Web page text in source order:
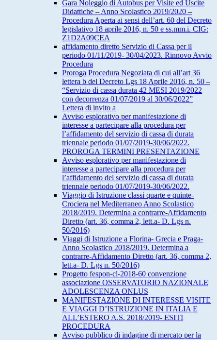
Gara Noleggio di Autobus per Visite ed Uscite
Didattiche – Anno Scolastico 2019/2020 –
Procedura Aperta ai sensi dell’art. 60 del Decreto
legislativo 18 aprile 2016, n. 50 e ss.mm.i. CIG:
Z1D2A09CEA
affidamento diretto Servizio di Cassa per il
periodo 01/11/2019- 30/04/2023. Rinnovo Avvio
Procedura
Proroga Procedura Negoziata di cui all’art 36
lettera b del Decreto Lgs 18 Aprile 2016, n. 50 –
“Servizio di cassa durata 42 MESI 2019/2022
con decorrenza 01/07/2019 al 30/06/2022”
Lettera di invito a
Avviso esplorativo per manifestazione di
interesse a partecipare alla procedura per
l’affidamento del servizio di cassa di durata
triennale periodo 01/07/2019-30/06/2022.
PROROGA TERMINI PRESENTAZIONE
Avviso esplorativo per manifestazione di
interesse a partecipare alla procedura per
l’affidamento del servizio di cassa di durata
triennale periodo 01/07/2019-30/06/2022.
Viaggio di Istruzione classi quarte e quinte-
Crociera nel Mediterraneo Anno Scolastico
2018/2019. Determina a contrarre-Affidamento
Diretto (art. 36, comma 2, lett.a- D. Lgs n.
50/2016)
Viaggi di Istruzione a Florina- Grecia e Praga-
Anno Scolastico 2018/2019. Determina a
contrarre-Affidamento Diretto (art. 36, comma 2,
lett.a- D. Lgs n. 50/2016)
Progetto fespon-cl-2018-60 convenzione
associazione OSSERVATORIO NAZIONALE
ADOLESCENZA ONLUS
MANIFESTAZIONE DI INTERESSE VISITE
E VIAGGI D’ISTRUZIONE IN ITALIA E
ALL’ESTERO A.S. 2018/2019- ESITI
PROCEDURA
Avviso pubblico di indagine di mercato per la